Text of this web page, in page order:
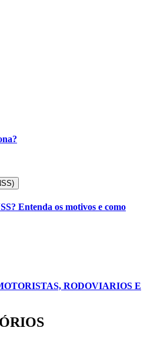
Entenda os motivos e como
RODOVIARIOS E